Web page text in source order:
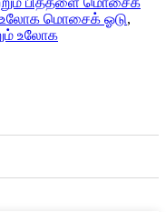
உலோக மொசைக் ஓடு,
உலோக